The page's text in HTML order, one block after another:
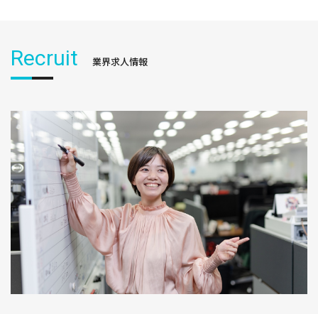
Recruit 業界求人情報